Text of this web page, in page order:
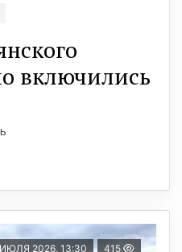
включились
2026, 13:30 415